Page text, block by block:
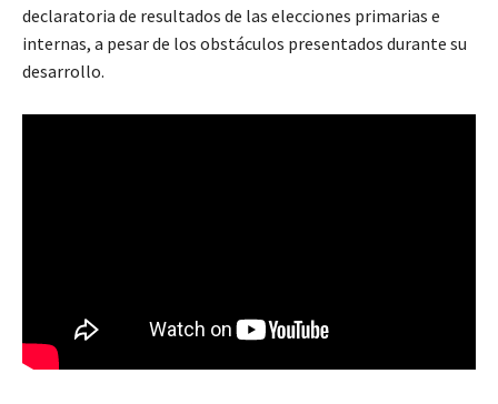
declaratoria de resultados de las elecciones primarias e
internas, a pesar de los obstáculos presentados durante su
desarrollo.